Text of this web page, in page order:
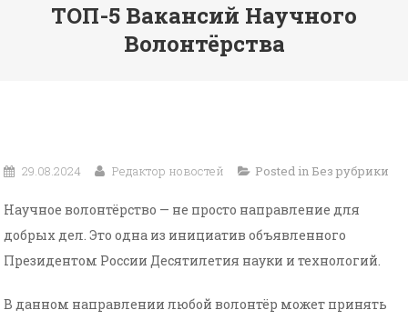
ТОП-5 Вакансий Научного
Волонтёрства
29.08.2024 Редактор новостей Posted in Без рубрики
Научное волонтёрство — не просто направление для
добрых дел. Это одна из инициатив объявленного
Президентом России Десятилетия науки и технологий.
В данном направлении любой волонтёр может принять